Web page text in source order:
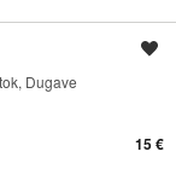
Dugave
15 €